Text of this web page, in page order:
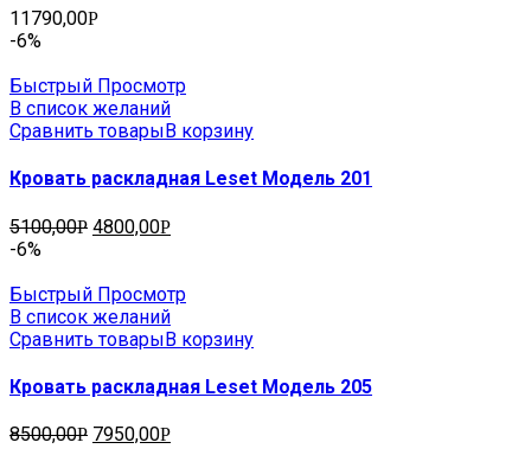
11790,00Р
-6%
Быстрый Просмотр
В список желаний
Сравнить товарыВ корзину
Кровать раскладная Leset Модель 201
5100,00Р 4800,00Р
-6%
Быстрый Просмотр
В список желаний
Сравнить товарыВ корзину
Кровать раскладная Leset Модель 205
8500,00Р 7950,00Р